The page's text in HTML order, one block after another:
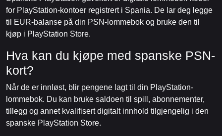
for PlayStation-kontoer registrert i Spania. De lar deg legge
til EUR-balanse på din PSN-lommebok og bruke den til
kjøp i PlayStation Store.
Hva kan du kjøpe med spanske PSN-
kort?
Når de er innløst, blir pengene lagt til din PlayStation-
lommebok. Du kan bruke saldoen til spill, abonnementer,
tillegg og annet kvalifisert digitalt innhold tilgjengelig i den
spanske PlayStation Store.